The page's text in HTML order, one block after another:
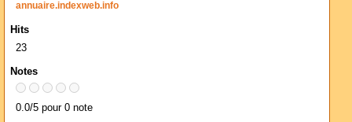
annuaire.indexweb.info
Hits
23
Notes
0.0/5 pour 0 note